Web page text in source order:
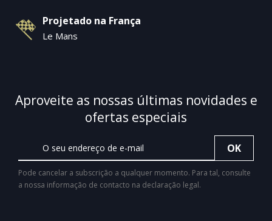
Projetado na França
Le Mans
Aproveite as nossas últimas novidades e
ofertas especiais
Pode cancelar a subscrição a qualquer momento. Para tal, consulte
a nossa informação de contacto na declaração legal.